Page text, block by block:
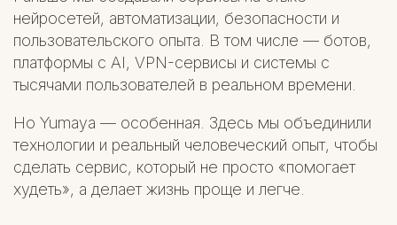
нейросетей, автоматизации, безопасности и
пользовательского опыта. В том числе — ботов,
платформы с AI, VPN-сервисы и системы с
тысячами пользователей в реальном времени.
Но Yumaya — особенная. Здесь мы объединили
технологии и реальный человеческий опыт, чтобы
сделать сервис, который не просто «помогает
худеть», а делает жизнь проще и легче.